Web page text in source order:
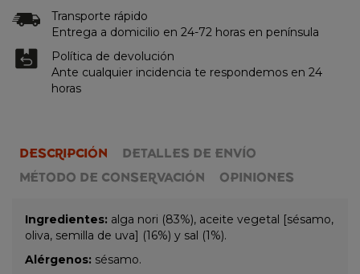
Transporte rápido
Entrega a domicilio en 24-72 horas en península
Política de devolución
Ante cualquier incidencia te respondemos en 24
horas
DESCRIPCIÓN
DETALLES DE ENVÍO
MÉTODO DE CONSERVACIÓN
OPINIONES
Ingredientes: alga nori (83%), aceite vegetal [sésamo,
oliva, semilla de uva] (16%) y sal (1%).
Alérgenos: sésamo.